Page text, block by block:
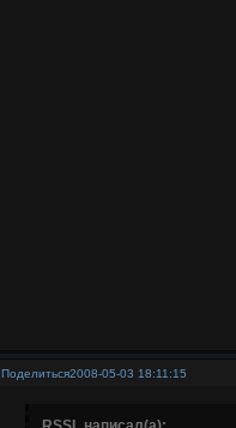
Поделиться2008-05-03 18:11:15